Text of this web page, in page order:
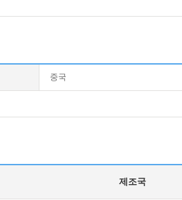
중국
제조국